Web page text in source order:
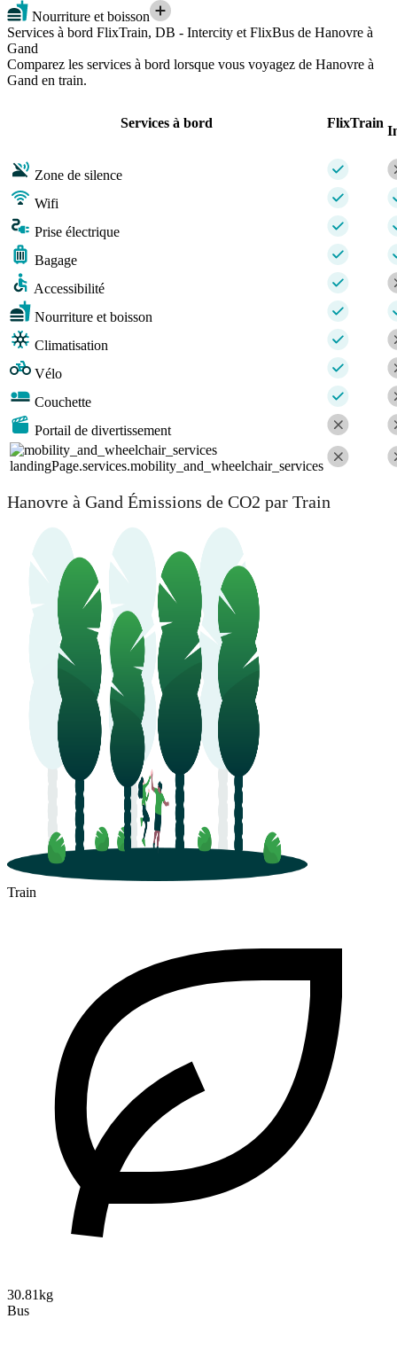
Nourriture et boisson
Services à bord FlixTrain, DB - Intercity et FlixBus de Hanovre à
Gand
Comparez les services à bord lorsque vous voyagez de Hanovre à
Gand en train.
Services à bord FlixTrain
Zone de silence
Wifi
Prise électrique
Bagage
Accessibilité
Nourriture et boisson
Climatisation
Vélo
Couchette
Portail de divertissement
landingPage.services.mobility_and_wheelchair_services
Hanovre à Gand Émissions de CO2 par Train
Train
30.81kg
Bus